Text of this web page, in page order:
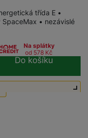
třída E •
• nezávislé
Na splátky
od 578 Kč
Do košíku